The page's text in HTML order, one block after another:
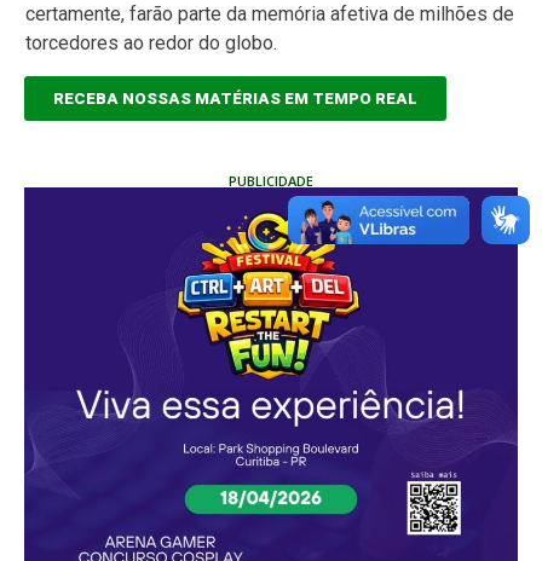
certamente, farão parte da memória afetiva de milhões de
torcedores ao redor do globo.
RECEBA NOSSAS MATÉRIAS EM TEMPO REAL
PUBLICIDADE